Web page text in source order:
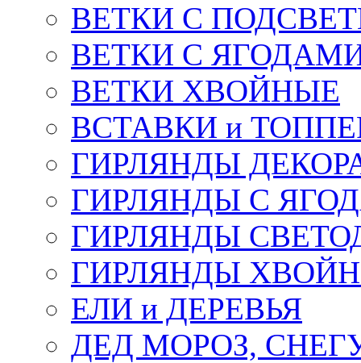
ВЕТКИ С
ВЕТКИ С
ВЕТКИ ХВОЙНЫЕ
ВСТАВКИ и
ГИРЛЯНДЫ
ГИРЛЯНДЫ С
ГИРЛЯНДЫ
ГИРЛЯНДЫ
ЕЛИ и ДЕРЕВЬЯ
ДЕД МОРОЗ,